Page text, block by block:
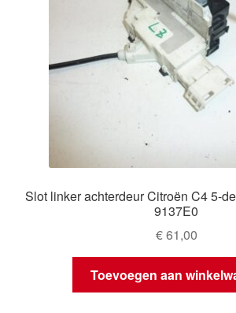
Slot linker achterdeur Citroën C4 5-
9137E0
€61,00
Toevoegen aan